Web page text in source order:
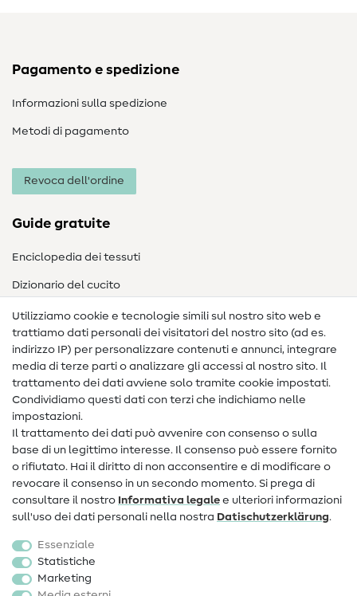
Pagamento e spedizione
Informazioni sulla spedizione
Metodi di pagamento
Revoca dell'ordine
Guide gratuite
Enciclopedia dei tessuti
Dizionario del cucito
Nähanleitungen
Assistenza e contatto
Contatto
Informazioni sul nuovo proprietario
FAQ
Diritto di recesso
Popolare
Accessori cucito
Sale
Utilizziamo cookie e tecnologie simili sul nostro sito web e
trattiamo dati personali dei visitatori del nostro sito (ad es.
indirizzo IP) per personalizzare contenuti e annunci, integrare
media di terze parti o analizzare gli accessi al nostro sito. Il
trattamento dei dati avviene solo tramite cookie impostati.
Condividiamo questi dati con terzi che indichiamo nelle
impostazioni.
Il trattamento dei dati può avvenire con consenso o sulla
base di un legittimo interesse. Il consenso può essere fornito
o rifiutato. Hai il diritto di non acconsentire e di modificare o
revocare il consenso in un secondo momento. Si prega di
consultare il nostro Informativa legale e ulteriori informazioni
sull'uso dei dati personali nella nostra Dati­schutz­erklärung.
Essenziale
Statistiche
Marketing